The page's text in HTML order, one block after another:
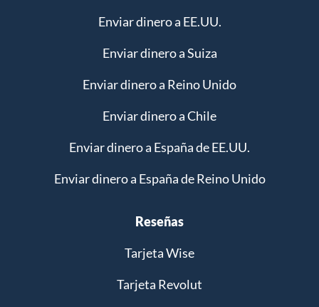
Enviar dinero a EE.UU.
Enviar dinero a Suiza
Enviar dinero a Reino Unido
Enviar dinero a Chile
Enviar dinero a España de EE.UU.
Enviar dinero a España de Reino Unido
Reseñas
Tarjeta Wise
Tarjeta Revolut